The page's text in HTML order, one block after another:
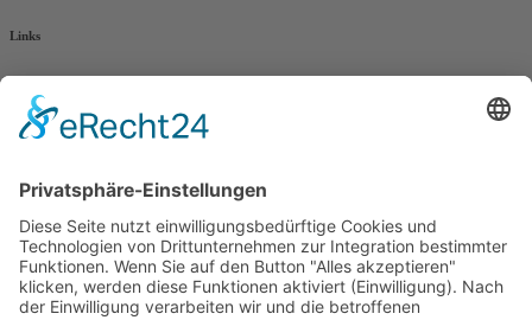
Links
AWO Jobportal
AWO Ehrenamt Portal
AWO Schulgesundheitsfachkräfte
AWO Pflegeberatung
AWO Kulturhaus Babelsberg
Arbeit mit Behinderung
AWO Büro Kindermut
Kulturland Brandenburg